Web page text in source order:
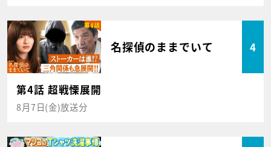
名探偵のままでいて 4
第4話 超戦慄展開
8月7日(金)放送分